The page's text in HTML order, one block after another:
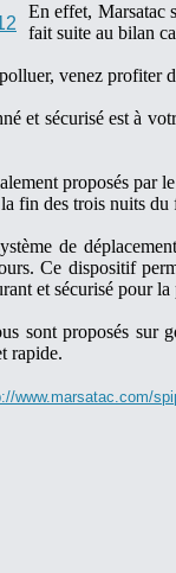
En effet, Marsatac
fait suite au bilan
venez profiter
et sécurisé est à
proposés par
fin des trois nuits du
de
Ce dispositif
et sécurisé pour
sont proposés sur
rapide.
www.marsatac.com/